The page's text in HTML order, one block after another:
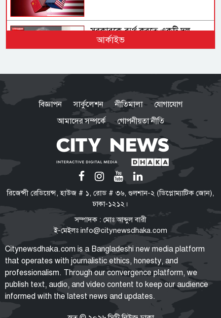
সরকারকে ব্যর্থ করতে একটি দল
চক্রান্ত চালিয়ে যাচ্ছে: রিজভী
হামাস: যেভাবে মধ্যপ্রাচ্যের
রাজনীতিতে প্রভাব
দেরিতে ঘুম ভাঙে যাদের, তাদের জন্য
সতর্কবার্তা
ছেলেদের টাক রোধে দ্রুত চিকিৎসা
শুরু করার পরামর্শ বিশেষজ্ঞদের
স্বর্ণের দামে বড় লাফ, ভরিতে বাড়লো
আর্কাইভ
বিজ্ঞাপন সার্কুলেশন নীতিমালা
যোগাযোগ
আমাদের সম্পর্কে
গোপনীয়তা নীতি
রিজেন্সী রেডিয়েন্স, হাউজ # ১, রোড # ৩৬, গুলশান-২ (ডিপ্লোম্যাটিক জোন),
ঢাকা-১২১২।
সম্পাদক : মোঃ আব্দুল বারী
ই-মেইলঃ info@citynewsdhaka.com
Citynewsdhaka.com is a Bangladeshi new media platform
that operates with journalistic ethics, honesty, and
professionalism. Through our convergence platform, we
publish text, audio, and video content to keep our audience
informed with the latest news and updates.